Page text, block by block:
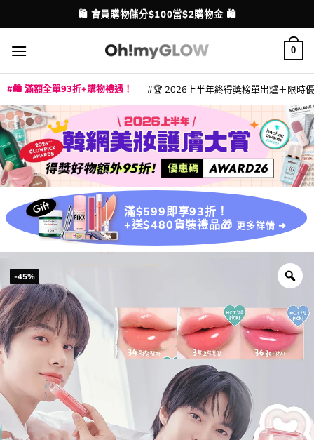
to
content
配送港澳
💳 支援消費券、FPS、八達通、PAYME、信用卡付款
0
🛍️ 滿額全單93折+購物禮遇！ 🏆 2026上半年終得奬榜單出爐＋限時
滿$599即享93折！
+送$480貨裝禮品🎁 更多詳情 ➜
-45%